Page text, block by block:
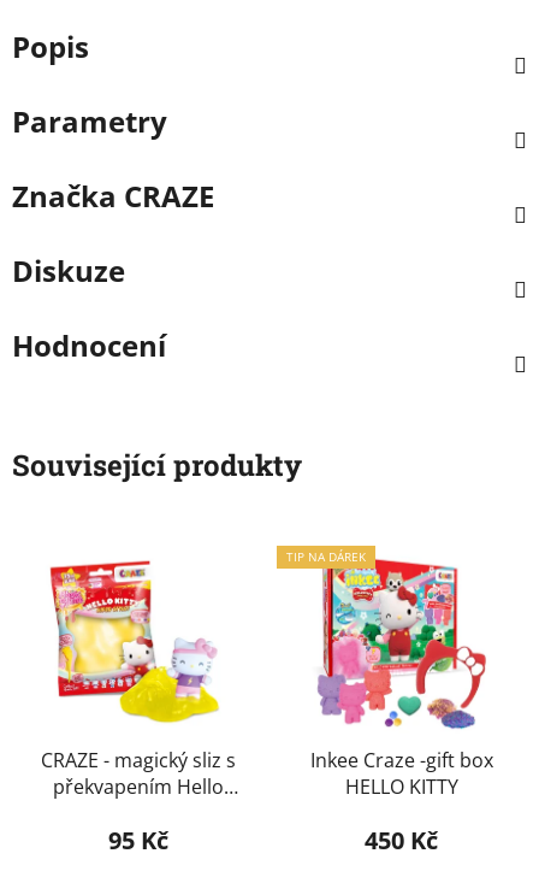
Popis
Parametry
Značka CRAZE
Diskuze
Hodnocení
Související produkty
CRAZE - magický sliz s
překvapením Hello
95 Kč
TIP NA DÁREK
Inkee Craze -gift box
HELLO KITTY
450 Kč